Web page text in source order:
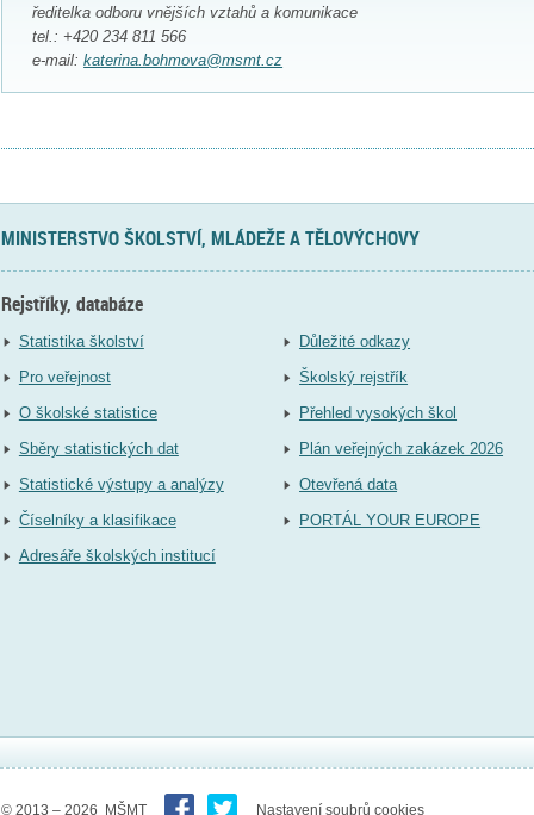
ředitelka odboru vnějších vztahů a komunikace
tel.: +420 234 811 566
e-mail:katerina.bohmova@msmt.cz
MINISTERSTVO ŠKOLSTVÍ, MLÁDEŽE A TĚLOVÝCHOVY
Rejstříky, databáze
Statistika školství
Pro veřejnost
O školské statistice
Sběry statistických dat
Statistické výstupy a analýzy
Číselníky a klasifikace
Adresáře školských institucí
Důležité odkazy
Školský rejstřík
Přehled vysokých škol
Plán veřejných zakázek 2026
Otevřená data
PORTÁL YOUR EUROPE
© 2013 – 2026 MŠMT Nastavení soubrů cookies